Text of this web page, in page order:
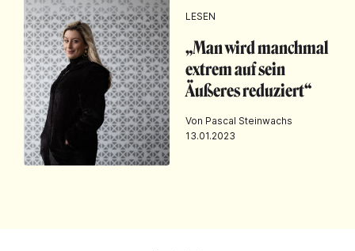
LESEN
„Man wird manchmal
extrem auf sein
Äußeres reduziert“
Von Pascal Steinwachs
13.01.2023